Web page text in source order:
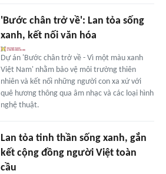
'Bước chân trở về': Lan tỏa sống
xanh, kết nối văn hóa
Dự án 'Bước chân trở về - Vì một màu xanh
Việt Nam' nhằm bảo vệ môi trường thiên
nhiên và kết nối những người con xa xứ với
quê hương thông qua âm nhạc và các loại hình
nghệ thuật.
Lan tỏa tinh thần sống xanh, gắn
kết cộng đồng người Việt toàn
cầu